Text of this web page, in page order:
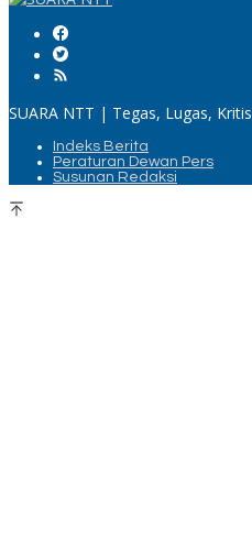
SUARA NTT | Tegas, Lugas, Kritis
Indeks Berita
Peraturan Dewan Pers
Susunan Redaksi